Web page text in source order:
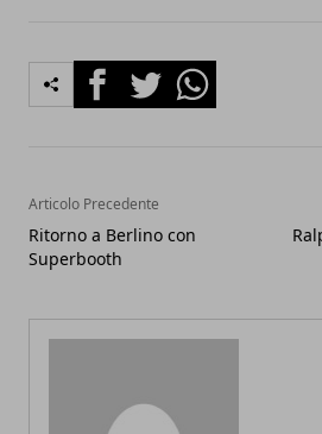
FacebookTwitterWhatsapp
Articolo Precedente
Ritorno a Berlino con
Superbooth